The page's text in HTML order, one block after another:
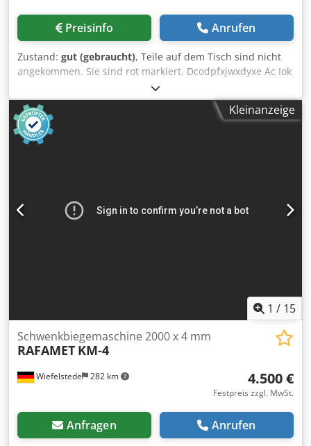
Preisinfo Anrufen
Zustand: gut (gebraucht), Teile auf dem Tisch sind nicht
angekommen. Sie sind rot markiert. Dcodpfxjwxdyxe Ac Iok
Kleinanzeige
1 / 15
Wiefelstede 282 km
Schwenkbiegemaschine 2000 x 4 mm
RAFAMET KM-4
4.500 €
Festpreis zzgl. MwSt.
Anfragen Anrufen